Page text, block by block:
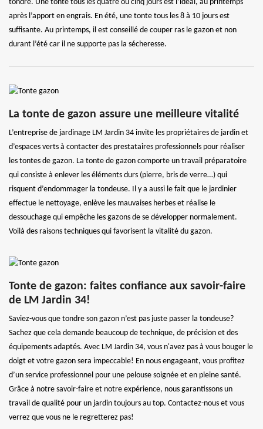
tondre. Une tonte tous les quatre ou cinq jours est l’idéal, au printemps
après l’apport en engrais. En été, une tonte tous les 8 à 10 jours est
suffisante. Au printemps, il est conseillé de couper ras le gazon et non
durant l’été car il ne supporte pas la sécheresse.
La tonte de gazon assure une meilleure vitalité
L’entreprise de jardinage LM Jardin 34 invite les propriétaires de jardin et
d’espaces verts à contacter des prestataires professionnels pour réaliser
les tontes de gazon. La tonte de gazon comporte un travail préparatoire
qui consiste à enlever les éléments durs (pierre, bris de verre…) qui
risquent d’endommager la tondeuse. Il y a aussi le fait que le jardinier
effectue le nettoyage, enlève les mauvaises herbes et réalise le
dessouchage qui empêche les gazons de se développer normalement.
Voilà des raisons techniques qui favorisent la vitalité du gazon.
Tonte de gazon: faites confiance aux savoir-faire
de LM Jardin 34!
Saviez-vous que tondre son gazon n’est pas juste passer la tondeuse?
Sachez que cela demande beaucoup de technique, de précision et des
équipements adaptés. Avec LM Jardin 34, vous n'avez pas à vous bouger le
doigt et votre gazon sera impeccable! En nous engageant, vous profitez
d’un service professionnel pour une pelouse soignée et en pleine santé.
Grâce à notre savoir-faire et notre expérience, nous garantissons un
travail de qualité pour un jardin toujours au top. Contactez-nous et vous
verrez que vous ne le regretterez pas!